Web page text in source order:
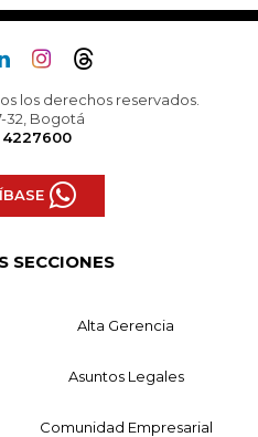
los derechos reservados.
32, Bogotá
4227600
SECCIONES
Alta Gerencia
Asuntos Legales
Comunidad Empresarial